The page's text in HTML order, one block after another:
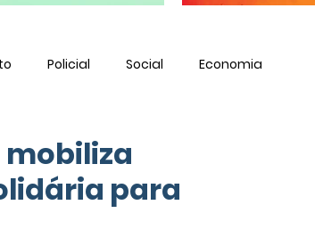
Policial Social Economia
para